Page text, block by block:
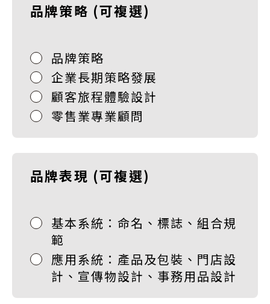
品牌策略 (可複選)
品牌策略
企業長期策略發展
顧客旅程體驗設計
零售業專業顧問
品牌表現 (可複選)
基本系統：命名、標誌、組合規
範
應用系統：產品及包裝、門店設
計、宣傳物設計、事務用品設計